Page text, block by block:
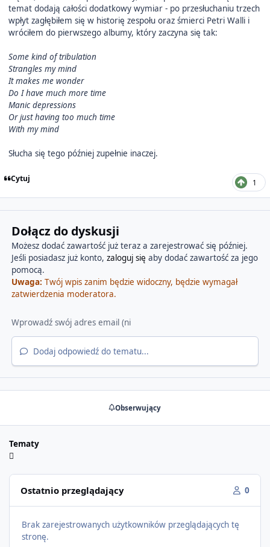
temat dodają całości dodatkowy wymiar - po przesłuchaniu trzech
wpłyt zagłębiłem się w historię zespołu oraz śmierci Petri Walli i
wróciłem do pierwszego albumy, który zaczyna się tak:
Some kind of tribulation
Strangles my mind
It makes me wonder
Do I have much more time
Manic depressions
Or just having too much time
With my mind
Słucha się tego później zupełnie inaczej.
Cytuj 1
Dołącz do dyskusji
Możesz dodać zawartość już teraz a zarejestrować się później.
Jeśli posiadasz już konto, zaloguj się aby dodać zawartość za jego
pomocą.
Uwaga: Twój wpis zanim będzie widoczny, będzie wymagał
zatwierdzenia moderatora.
Dodaj odpowiedź do tematu...
Obserwujący
Tematy
Ostatnio przeglądający 0
Brak zarejestrowanych użytkowników przeglądających tę
stronę.